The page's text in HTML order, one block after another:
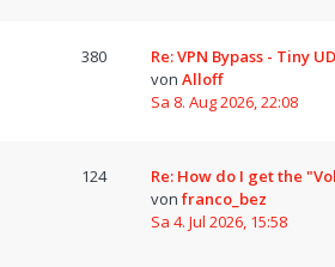
380
Re: VPN Bypass - Tiny
von Alloff
Sa 8. Aug 2026, 22:08
124
Re: How do I get the
von franco_bez
Sa 4. Jul 2026, 15:58